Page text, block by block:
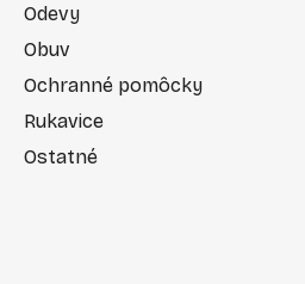
Odevy
Obuv
Ochranné pomôcky
Rukavice
Ostatné